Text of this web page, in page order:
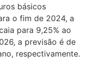
básicos
o fim de 2024, a
para 9,25% ao
a previsão é de
respectivamente.